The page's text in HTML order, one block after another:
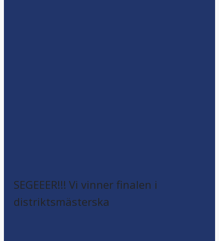
SEGEEER!!! Vi vinner finalen i
distriktsmästerska